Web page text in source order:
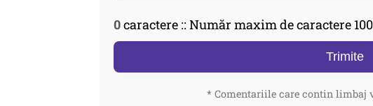
0caractere :: Număr maxim de caractere
Trimite
* Comentariile care contin limbaj